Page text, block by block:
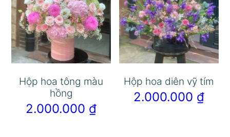
Hộp hoa tông màu
hồng
2.000.000 ₫
Hộp hoa diên vỹ tím
2.000.000 ₫